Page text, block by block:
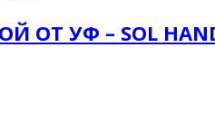
ОТ УФ – SOL HAND